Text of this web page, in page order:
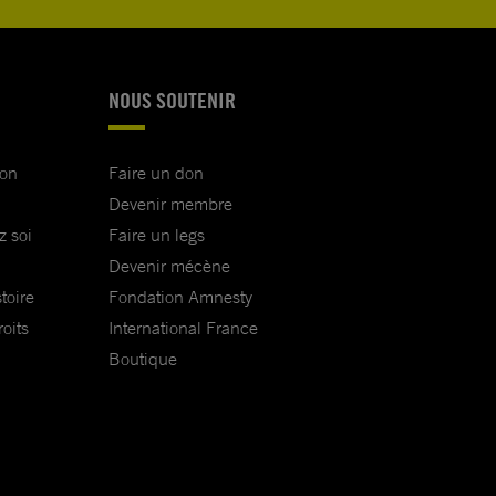
soi
NOUS SOUTENIR
Faire un don
Devenir membre
Faire un legs
Devenir mécène
Fondation Amnesty
International France
Boutique